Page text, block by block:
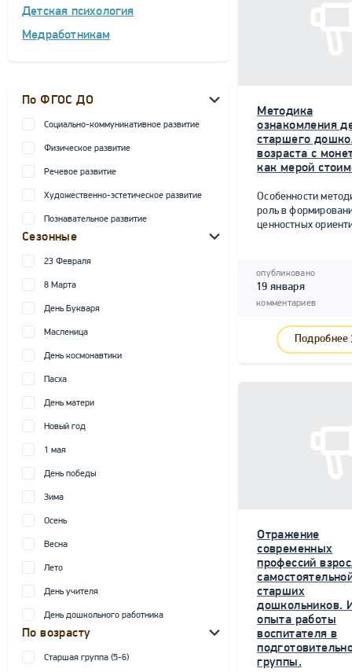
Детская психология
Медработникам
По ФГОС ДО
Социально-коммуникативное развитие
Физическое развитие
Речевое развитие
Художественно-эстетическое развитие
Познавательное развитие
Сезонные
23 Февраля
8 Марта
День Букваря
Масленица
День космонавтики
Пасха
День матери
Новый год
1 мая
День победы
Зима
Осень
Весна
Лето
День учителя
День дошкольного работника
По возрасту
Старшая группа (5-6)
Методика
ознакомления
старшего
возраста с
как мерой
Особенности
роль в
ценностных
опубликовано
19 января
комментариев
Подробнее
Отражение
современных
профессий
старших
дошкольников.
опыта работы
воспитателя в
группы.